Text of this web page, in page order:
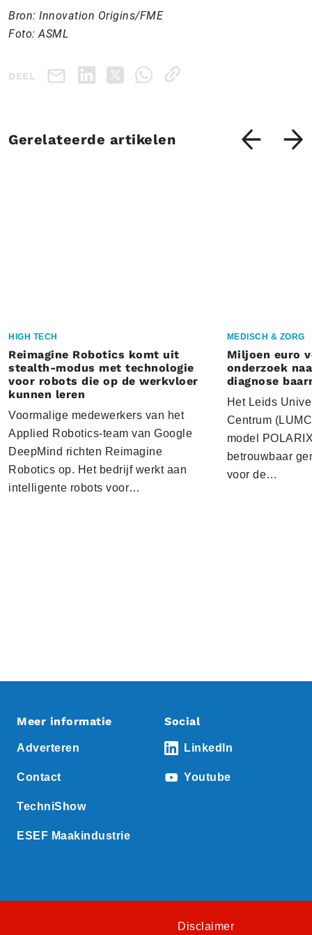
Bron: Innovation Origins/FME
Foto: ASML
DEEL
Gerelateerde artikelen
HIGH TECH
Reimagine Robotics komt uit
stealth-modus met technologie
voor robots die op de werkvloer
kunnen leren
Voormalige medewerkers van het
Applied Robotics-team van Google
DeepMind richten Reimagine
Robotics op. Het bedrijf werkt aan
intelligente robots voor…
MEDISCH & ZORG
Miljoen euro
onderzoek
diagnose
Het Leids
Centrum
model
betrouwbaar
voor de…
Meer informatie
Adverteren
Contact
TechniShow
ESEF Maakindustrie
Social
LinkedIn
Youtube
Disclaimer